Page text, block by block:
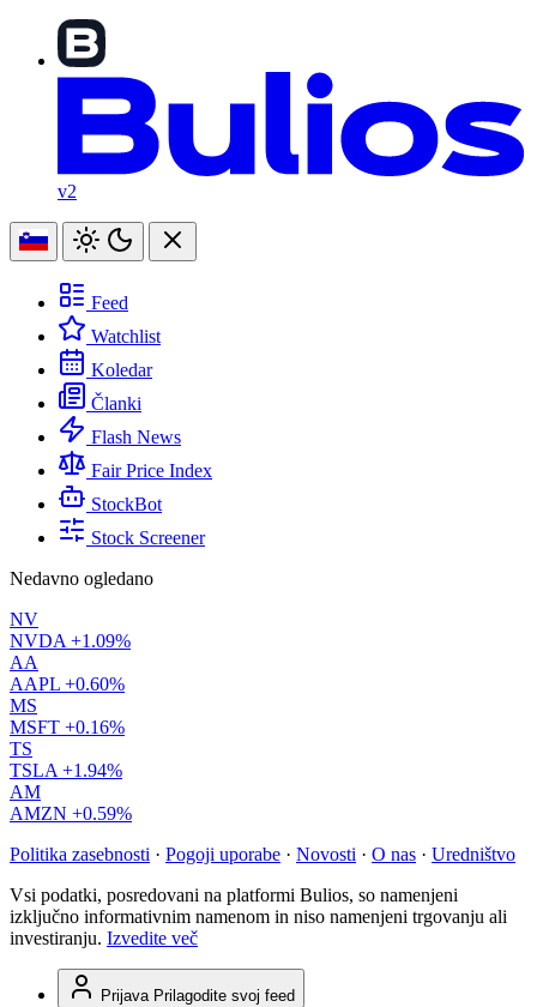
v2
Feed
Watchlist
Koledar
Članki
Flash News
Fair Price Index
StockBot
Stock Screener
Nedavno ogledano
NV
NVDA +1.09%
AA
AAPL +0.60%
MS
MSFT +0.16%
TS
TSLA +1.94%
AM
AMZN +0.59%
Politika zasebnosti · Pogoji uporabe · Novosti · O nas · Uredništvo
Vsi podatki, posredovani na platformi Bulios, so namenjeni
izključno informativnim namenom in niso namenjeni trgovanju ali
investiranju. Izvedite več
Prijava Prilagodite svoj feed